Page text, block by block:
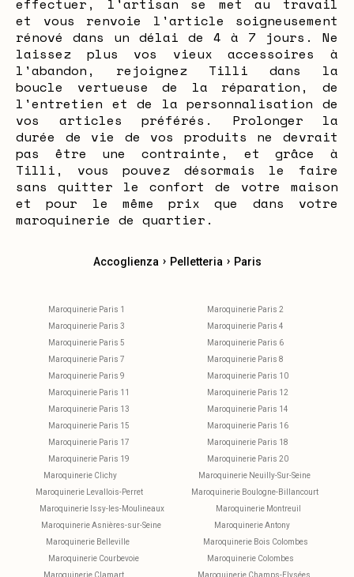
effectuer, l'artisan se met au travail
et vous renvoie l'article soigneusement
rénové dans un délai de 4 à 7 jours. Ne
laissez plus vos vieux accessoires à
l'abandon, rejoignez Tilli dans la
boucle vertueuse de la réparation, de
l'entretien et de la personnalisation de
vos articles préférés. Prolonger la
durée de vie de vos produits ne devrait
pas être une contrainte, et grâce à
Tilli, vous pouvez désormais le faire
sans quitter le confort de votre maison
et pour le même prix que dans votre
maroquinerie de quartier.
Accoglienza › Pelletteria › Paris
Maroquinerie Paris 1
Maroquinerie Paris 2
Maroquinerie Paris 3
Maroquinerie Paris 4
Maroquinerie Paris 5
Maroquinerie Paris 6
Maroquinerie Paris 7
Maroquinerie Paris 8
Maroquinerie Paris 9
Maroquinerie Paris 10
Maroquinerie Paris 11
Maroquinerie Paris 12
Maroquinerie Paris 13
Maroquinerie Paris 14
Maroquinerie Paris 15
Maroquinerie Paris 16
Maroquinerie Paris 17
Maroquinerie Paris 18
Maroquinerie Paris 19
Maroquinerie Paris 20
Maroquinerie Clichy
Maroquinerie Neuilly-Sur-Seine
Maroquinerie Levallois-Perret
Maroquinerie Boulogne-Billancourt
Maroquinerie Issy-les-Moulineaux
Maroquinerie Montreuil
Maroquinerie Asnières-sur-Seine
Maroquinerie Antony
Maroquinerie Belleville
Maroquinerie Bois Colombes
Maroquinerie Courbevoie
Maroquinerie Colombes
Maroquinerie Clamart
Maroquinerie Champs-Elysées